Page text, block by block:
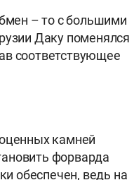
– то с большими
Даку поменялся
соответствующее
камней
форварда
обеспечен, ведь на